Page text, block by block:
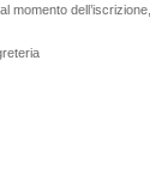
momento